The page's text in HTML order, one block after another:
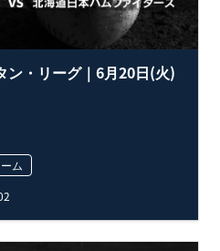
ン・リーグ｜6月20日(火)
ム